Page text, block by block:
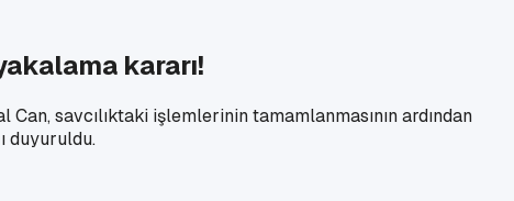
kararı!
savcılıktaki işlemlerinin tamamlanmasının ardından
duyuruldu.